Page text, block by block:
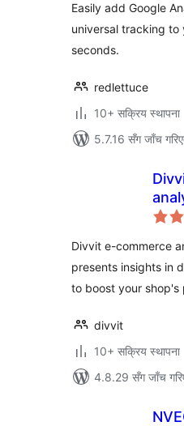
Easily add Google
universal tracking to
seconds.
redlettuce
10+ सक्रिय स्थापना
5.7.16 सँग जाँच
Divvit e-commerce
presents insights in
to boost your shop's
divvit
10+ सक्रिय स्थापना
4.8.29 सँग जाँच